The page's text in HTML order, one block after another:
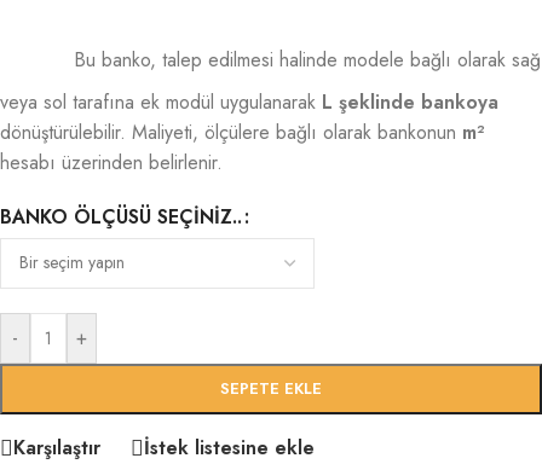
Bu banko, talep edilmesi halinde modele bağlı olarak sağ
veya sol tarafına ek modül uygulanarak L şeklinde bankoya
dönüştürülebilir. Maliyeti, ölçülere bağlı olarak bankonun m²
hesabı üzerinden belirlenir.
BANKO ÖLÇÜSÜ SEÇINIZ..
- +
SEPETE EKLE
Karşılaştır İstek listesine ekle